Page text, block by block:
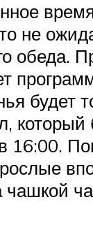
не
обеда.
будет
который
16:00.
чашкой